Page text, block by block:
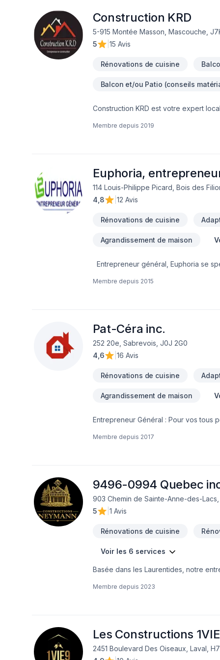
Adèle, ce qui nous permet
maximiser votre investissement,Une
vos travaux à une équipe
le confort de votre propriété.
Construction KRD
5-915 Montée Masson, Mascouche,
5
15 Avis
Rénovations de cuisine
Balcon et/ou Patio (conseils
Construction KRD est votre expert
bain, Sous-sol dans les secteurs de
Membre depuis 2019
Euphoria,
114 Louis-Philippe Picard, Bois des
4,8
12 Avis
Rénovations de cuisine
Agrandissement de maison
Entrepreneur général, Euphoria se
conception (plan de construction)-
les différentes étapes de la
Membre depuis 2015
Pat-Céra inc.
252 20e, Sabrevois, J0J 2G0
4,6
16 Avis
Rénovations de cuisine
Agrandissement de maison
Entrepreneur Général : Pour vos tous
Membre depuis 2017
9496-0994 Quebec
903 Chemin de Sainte-Anne-des-
5
1 Avis
Rénovations de cuisine
Voir les 6 services
Basée dans les Laurentides, notre
la gestion complète du chantier :
finitions impeccables. Notre priorité :
intérieur, nous vous accompagnons
Membre depuis 2023
Les Constructions
2451 Boulevard Des Oiseaux, Laval,